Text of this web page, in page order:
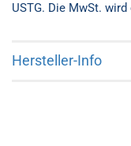
USTG. Die MwSt.
Hersteller-Info